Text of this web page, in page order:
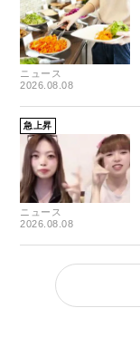
ニュース
2026.08.08
急上昇
ニュース
2026.08.08